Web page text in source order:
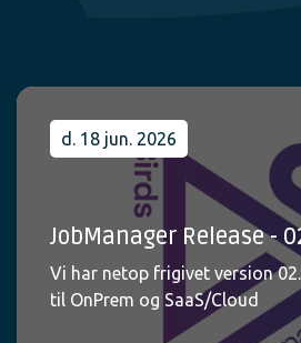
d. 18 jun. 2026
JobManager Release -
Vi har netop frigivet version
til OnPrem og SaaS/Cloud